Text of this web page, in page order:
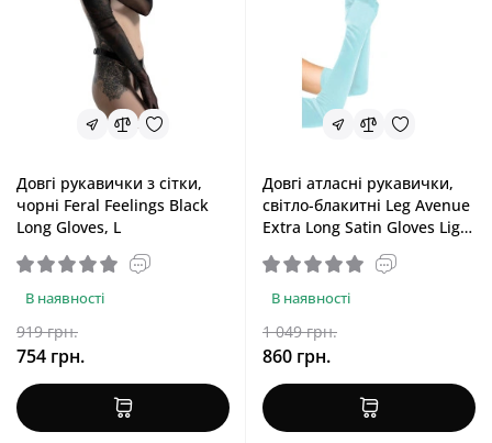
Довгі рукавички з сітки,
чорні Feral Feelings Black
Long Gloves, L
В наявності
919 грн.
754 грн.
Довгі атласні рукавички,
світло-блакитні Leg Avenue
Extra Long Satin Gloves Light
В наявності
1 049 грн.
860 грн.